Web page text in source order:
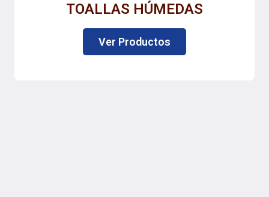
TOALLAS HÚMEDAS
Ver Productos